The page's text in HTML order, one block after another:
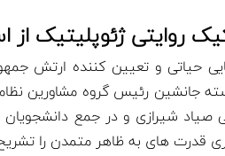
روایتی ژئوپلیتیک از
حیاتی و تعیین کننده ارتش
جانشین رئیس گروه مشاورین
شیرازی و در جمع دانشجویان
های به ظاهر متمدن را تشریح